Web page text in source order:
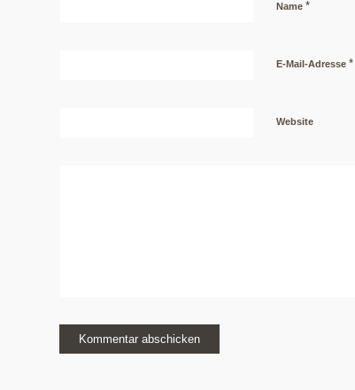
Name *
E-Mail-Adresse *
Website